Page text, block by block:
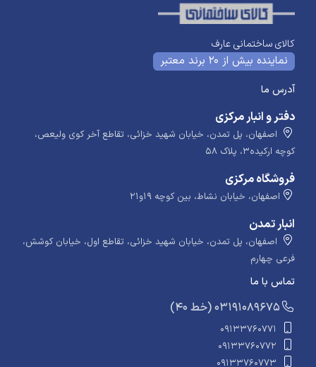
کالای ساختمانی عارف
نماینده بیش از 20 برند معتبر
آدرس ما
دفتر و انبار مرکزی
اصفهان، پل تمدن، خیابان شهید خزائی، تقاطع آخر کوی ولیعص،
کوچه ارکیده۳، پلاک ۵۸
فروشگاه مرکزی
اصفهان، خیابان نشاط، بین کوچه ۱۹و۲۱
انبار تمدن
اصفهان، پل تمدن، خیابان شهید خزائی، تقاطع اول، خیابان کوشش،
فرعی چهارم
تماس با ما
​​​ (40 خط) 03191089675
09133760771
09133760772
09133760773